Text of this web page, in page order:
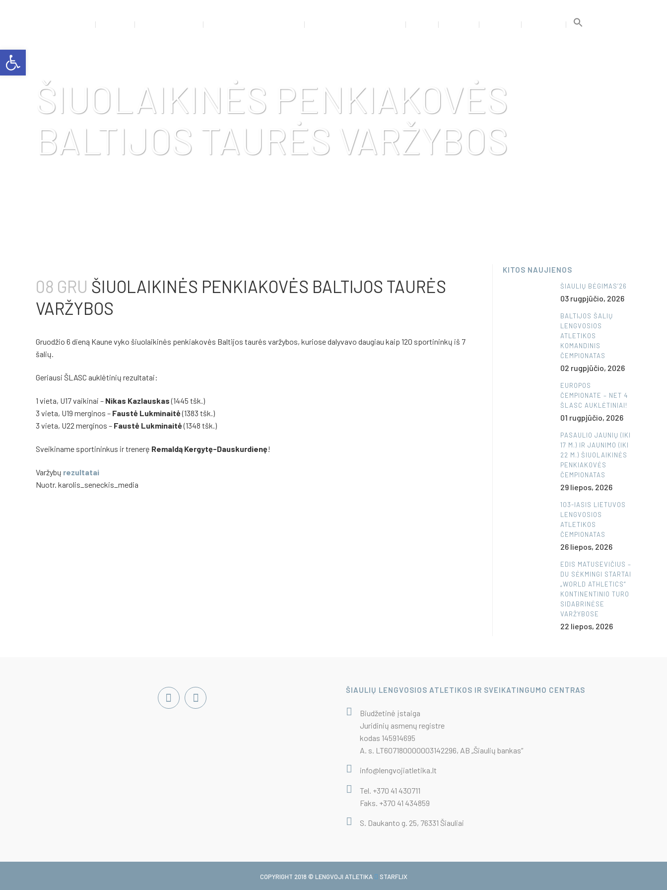
ŠIUOLAIKINĖS PENKIAKOVĖS
BALTIJOS TAURĖS VARŽYBOS
08 GRU ŠIUOLAIKINĖS PENKIAKOVĖS BALTIJOS TAURĖS
VARŽYBOS
Gruodžio 6 dieną Kaune vyko šiuolaikinės penkiakovės Baltijos taurės varžybos, kuriose dalyvavo daugiau kaip 120 sportininkų iš 7
šalių.
Geriausi ŠLASC auklėtinių rezultatai:
1 vieta, U17 vaikinai – Nikas Kazlauskas(1445 tšk.)
3 vieta, U19 merginos – Faustė Lukminaitė(1383 tšk.)
3 vieta, U22 merginos – Faustė Lukminaitė(1348 tšk.)
Sveikiname sportininkus ir trenerę Remaldą Kergytę-Dauskurdienę!
Varžybų rezultatai
Nuotr. karolis_seneckis_media
KITOS NAUJIENOS
ŠIAULIŲ BĖGIMAS’26
03 rugpjūčio, 2026
BALTIJOS ŠALIŲ
LENGVOSIOS
ATLETIKOS
KOMANDINIS
ČEMPIONATAS
02 rugpjūčio, 2026
EUROPOS
ČEMPIONATE – NET 4
ŠLASC AUKLĖTINIAI!
01 rugpjūčio, 2026
PASAULIO JAUNIŲ (IKI
17 M.) IR JAUNIMO (IKI
22 M.) ŠIUOLAIKINĖS
PENKIAKOVĖS
ČEMPIONATAS
29 liepos, 2026
103-IASIS LIETUVOS
LENGVOSIOS
ATLETIKOS
ČEMPIONATAS
26 liepos, 2026
EDIS MATUSEVIČIUS –
DU SĖKMINGI STARTAI
„WORLD ATHLETICS“
KONTINENTINIO TURO
SIDABRINĖSE
VARŽYBOSE
22 liepos, 2026
ŠIAULIŲ LENGVOSIOS ATLETIKOS IR SVEIKATINGUMO CENTRAS
Biudžetinė įstaiga
Juridinių asmenų registre
kodas 145914695
A. s. LT607180000003142296, AB „Šiaulių bankas“
info@lengvojiatletika.lt
Tel. +370 41 430711
Faks. +370 41 434859
S. Daukanto g. 25, 76331 Šiauliai
COPYRIGHT 2018 © LENGVOJI ATLETIKA STARFLIX
Open toolbar